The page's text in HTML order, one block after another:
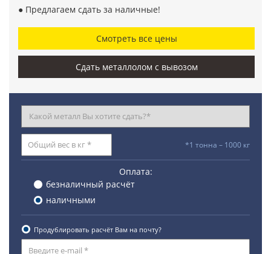
● Предлагаем сдать за наличные!
Смотреть все цены
Сдать металлолом с вывозом
*1 тонна – 1000 кг
Оплата:
безналичный расчёт
наличными
Продублировать расчёт Вам на почту?